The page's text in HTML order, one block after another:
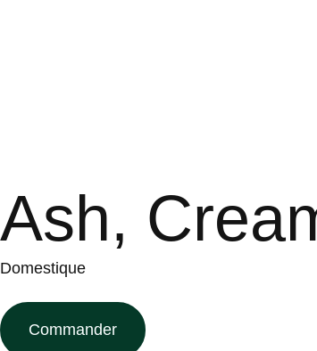
Ash,
Domestique
Commander